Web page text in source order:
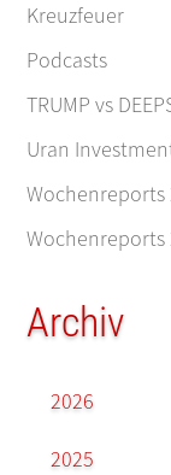
Kreuzfeuer
Podcasts
TRUMP vs
Uran
Wochenreports
Wochenreports
Archiv
2026
2025